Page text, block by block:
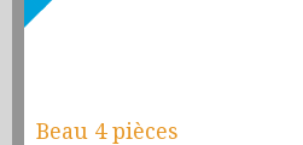
Beau 4 pièces